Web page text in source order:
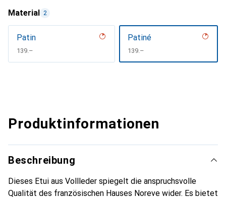
Material 2
Patin
CHF
139.–
Patiné
CHF
139.–
Produktinformationen
Beschreibung
Dieses Etui aus Vollleder spiegelt die anspruchsvolle
Qualität des französischen Hauses Noreve wider. Es bietet